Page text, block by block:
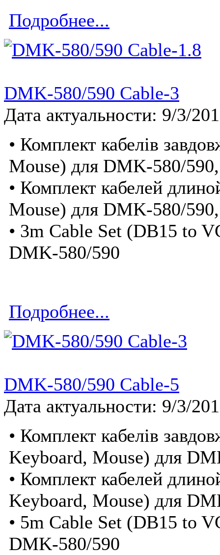
Подробнее...
DMK-580/590 Cable-3
Дата актуальности: 9/3/
• Комплект кабелів
Mouse) для DMK-580/
• Комплект кабелей
Mouse) для DMK-580/
• 3m Cable Set (DB15 to
DMK-580/590
Подробнее...
DMK-580/590 Cable-5
Дата актуальности: 9/3/
• Комплект кабелів
Keyboard, Mouse) для
• Комплект кабелей
Keyboard, Mouse) для
• 5m Cable Set (DB15 to
DMK-580/590